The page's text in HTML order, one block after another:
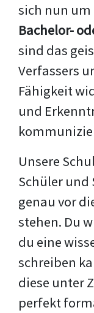
sich nun um
Bachelor-
sind das
Verfassers
Fähigkeit
und
Unsere
Schüler
genau vor
stehen. Du
du eine
schreiben
diese unter
perfekt